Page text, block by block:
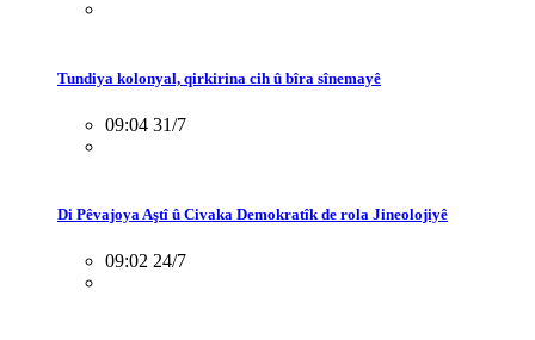
Tundiya kolonyal, qirkirina cih û bîra sînemayê
09:04 31/7
Di Pêvajoya Aştî û Civaka Demokratîk de rola Jineolojiyê
09:02 24/7